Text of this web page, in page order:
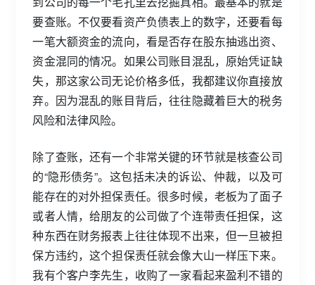
要查账。不仅要看资产负债表上的数字，还要看每
一笔大额资金的流向，看是否存在股东抽逃出资、
资金混同的情况。如果公司账目混乱，原始凭证缺
失，那这家公司无论价格多低，我都建议你直接放
弃。因为混乱的账目背后，往往隐藏着巨大的税务
风险和法律风险。
除了查账，还有一个非常关键的环节就是核查公司
的“隐形债务”。这包括未决的诉讼、仲裁，以及可
能存在的对外担保责任。很多时候，老板为了面子
或者人情，给朋友的公司做了个连带责任担保，这
种东西在财务报表上往往体现不出来，但一旦被担
保方违约，这个担保责任就会像大山一样压下来。
我有个客户李先生，收购了一家看起来盈利不错的